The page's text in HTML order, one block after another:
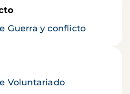
Guerra y conflicto
Voluntariado